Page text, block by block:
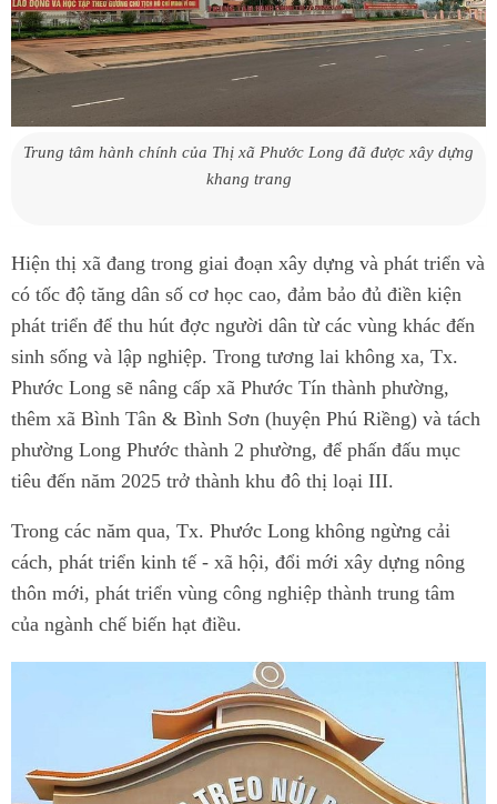
Trung tâm hành chính của Thị xã Phước Long đã được xây dựng
khang trang
Hiện thị xã đang trong giai đoạn xây dựng và phát triển và
có tốc độ tăng dân số cơ học cao, đảm bảo đủ điền kiện
phát triển để thu hút đợc người dân từ các vùng khác đến
sinh sống và lập nghiệp. Trong tương lai không xa, Tx.
Phước Long sẽ nâng cấp xã Phước Tín thành phường,
thêm xã Bình Tân & Bình Sơn (huyện Phú Riềng) và tách
phường Long Phước thành 2 phường, để phấn đấu mục
tiêu đến năm 2025 trở thành khu đô thị loại III.
Trong các năm qua, Tx. Phước Long không ngừng cải
cách, phát triển kinh tế - xã hội, đổi mới xây dựng nông
thôn mới, phát triển vùng công nghiệp thành trung tâm
của ngành chế biến hạt điều.